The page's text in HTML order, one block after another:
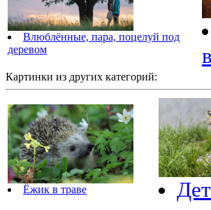
Влюблённые, пара, поцелуй под
деревом
Картинки из других категорий:
Ёжик в траве